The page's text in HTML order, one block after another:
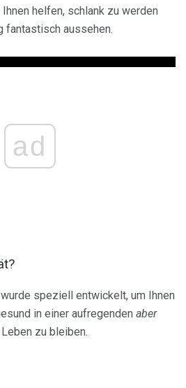
helfen, schlank zu werden
fantastisch aussehen.
ad
speziell entwickelt, um Ihnen
in einer aufregenden aber
zu bleiben.